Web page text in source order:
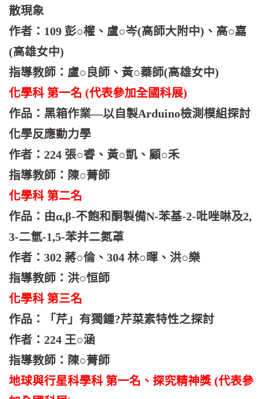
散現象
作者：109 彭○權、盧○岑(高師大附中)、高○嘉
(高雄女中)
指導教師：盧○良師、黃○蓁師(高雄女中)
化學科 第一名 (代表參加全國科展)
作品：黑箱作業—以自製Arduino檢測模組探討
化學反應動力學
作者：224 張○睿、黃○凱、顧○禾
指導教師：陳○菁師
化學科 第二名
作品：由α,β-不飽和酮製備N-苯基-2-吡唑啉及2,
3-二氫-1,5-苯并二氮䓬
作者：302 蔣○倫、304 林○暉、洪○樂
指導教師：洪○恒師
化學科 第三名
作品：「芹」有獨鍾?芹菜素特性之探討
作者：224 王○涵
指導教師：陳○菁師
地球與行星科學科 第一名、探究精神獎 (代表參